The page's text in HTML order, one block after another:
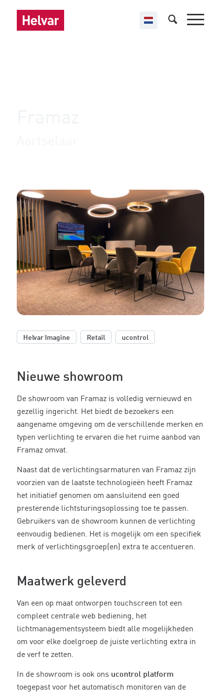
Helvar Imagine Retail ucontrol
Nieuwe showroom
De showroom van Framaz is volledig vernieuwd en
gezellig ingericht. Het biedt de bezoekers een
aangename omgeving om de verschillende merken en
typen verlichting te ervaren die het ruime aanbod van
Framaz omvat.
Naast dat de verlichtingsarmaturen van Framaz zijn
voorzien van de laatste technologieën heeft Framaz
het initiatief genomen om aansluitend een goed
presterende lichtsturingsoplossing toe te passen.
Gebruikers van de showroom kunnen de verlichting
eenvoudig bedienen. Het is mogelijk om een specifiek
merk of verlichtingsgroep(en) extra te accentueren.
Maatwerk geleverd
Van een op maat ontworpen touchscreen tot een
compleet centrale web bediening, het
lichtmanagementsysteem biedt alle mogelijkheden
om voor elke doelgroep de juiste verlichting extra in
de verf te zetten.
In de showroom is ook ons ucontrol platform
toegepast voor het automatisch monitoren van de